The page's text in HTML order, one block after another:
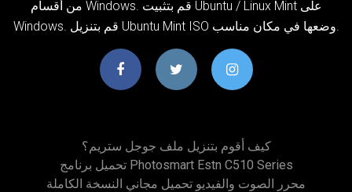
من أقسام Windows. قم بتثبيت Ubuntu / Linux Mint على
كيف أقوم بتنزيل ملف جوجل ستريم؟
تحميل برنامج Photosmart Estn C510 Series
محرر الصوت والفيديو تحميل مجاني النسخة الكاملة